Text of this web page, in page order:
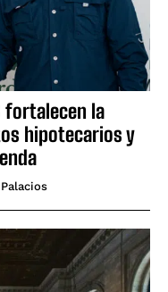
fortalecen la
hipotecarios y